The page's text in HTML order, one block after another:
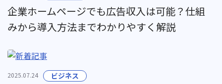
企業ホームページでも広告収入は可能？仕組
みから導入方法までわかりやすく解説
2025.07.24 ビジネス